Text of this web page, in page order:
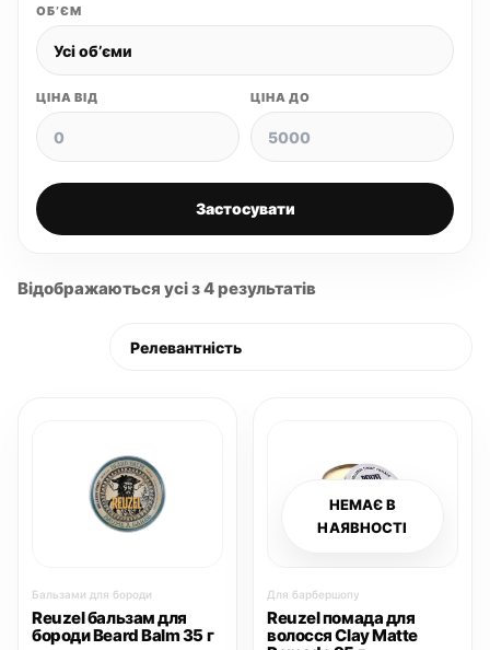
ОБʼЄМ
ЦІНА ВІД ЦІНА ДО
Застосувати
Відображаються усі з 4 результатів
Бальзами для бороди
Reuzel бальзам для
бороди Beard Balm 35 г
НЕМАЄ В
НАЯВНОСТІ
Для барбершопу
Reuzel помада для
волосся Clay Matte